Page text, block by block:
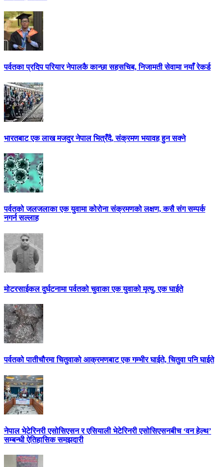
पर्वतका प्रदिप परियार नेपालकै कान्छा सहसचिब, निजामती सेवामा नयाँ रेकर्ड
भारतबाट एक लाख मजदुर नेपाल भित्रँदै, संक्रमण भयावह हुन सक्ने
पर्वतको जलजलाका एक युवामा कोरोना संक्रमणको लक्षण, कसै संग सम्पर्क
नगर्न सल्लाह
मोटरसाईकल दुर्घटनामा पर्वतको चुवाका एक युवाको मृत्यु, एक घाईते
पर्वतको पातीचौरमा चितुवाको आक्रमणबाट एक गम्भीर घाईते, चितुवा पनि घाईते
नेपाल भेटेरिनरी एसोसिएसन र एसियाली भेटेरिनरी एसोसिएसनबीच ‘वन हेल्थ’
सम्बन्धी ऐतिहासिक समझदारी